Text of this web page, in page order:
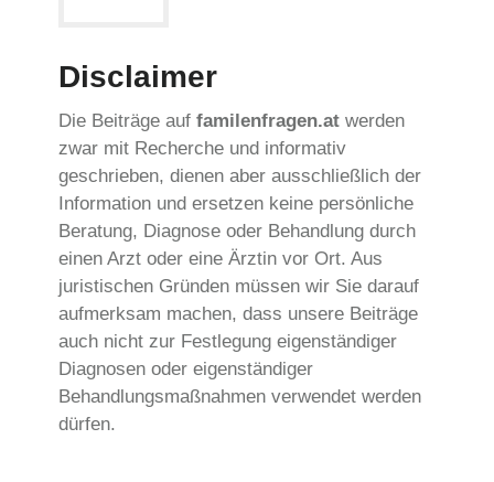
Disclaimer
Die Beiträge auf familenfragen.at werden
zwar mit Recherche und informativ
geschrieben, dienen aber ausschließlich der
Information und ersetzen keine persönliche
Beratung, Diagnose oder Behandlung durch
einen Arzt oder eine Ärztin vor Ort. Aus
juristischen Gründen müssen wir Sie darauf
aufmerksam machen, dass unsere Beiträge
auch nicht zur Festlegung eigenständiger
Diagnosen oder eigenständiger
Behandlungsmaßnahmen verwendet werden
dürfen.